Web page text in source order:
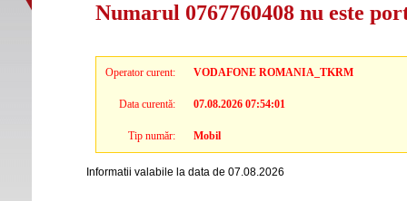
Numarul 0767760408 nu este
Operator curent: VODAFONE ROMANIA_TKRM
Data curentă: 07.08.2026 07:54:01
Tip număr: Mobil
Informatii valabile la data de 07.08.2026